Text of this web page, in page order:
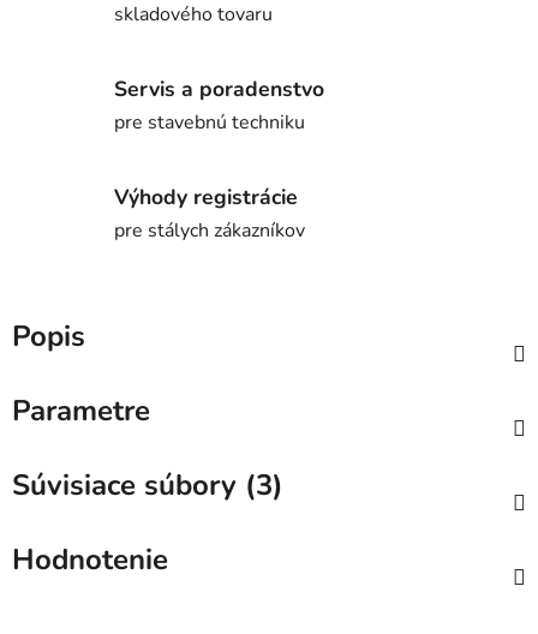
skladového tovaru
Servis a poradenstvo
pre stavebnú techniku
Výhody registrácie
pre stálych zákazníkov
Popis
Parametre
Súvisiace súbory (3)
Hodnotenie